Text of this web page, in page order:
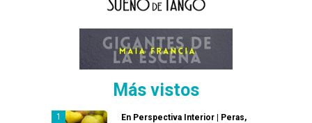
Más vistos
En Perspectiva Interior | Peras,